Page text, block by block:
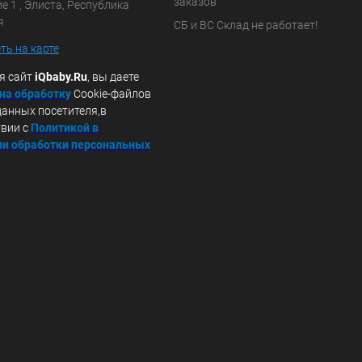
1 , Элиста, Республика
на карте
сайтiQbaby.Ru, вы даете
обработку Cookie-файлов
посетителя,в
с Политикой в
обработки персональных
СБ и ВС Склад не работает!